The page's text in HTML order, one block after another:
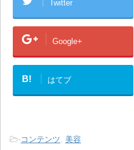
Twitter
Google+
B! はてブ
-コンテンツ, 美容